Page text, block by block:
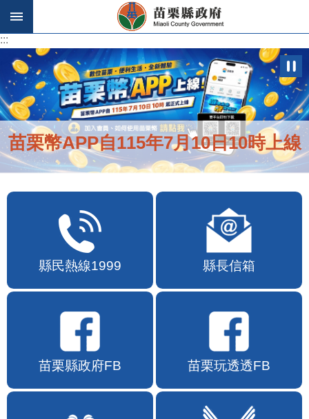
跳到主要內容區塊
:::
苗栗幣APP自115年7月10日10時上線
縣民熱線1999 縣長信箱
苗栗縣政府FB 苗栗玩透透FB